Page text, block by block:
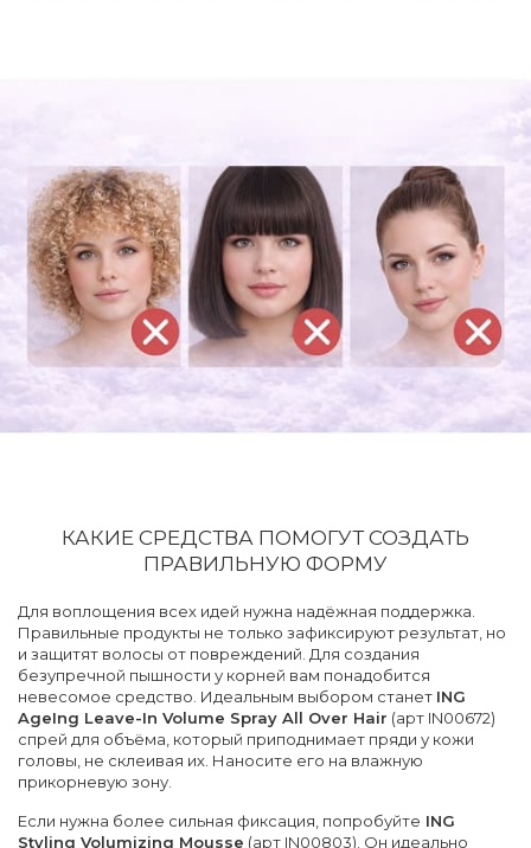
КАКИЕ СРЕДСТВА ПОМОГУТ СОЗДАТЬ
ПРАВИЛЬНУЮ ФОРМУ
Для воплощения всех идей нужна надёжная поддержка.
Правильные продукты не только зафиксируют результат, но
и защитят волосы от повреждений. Для создания
безупречной пышности у корней вам понадобится
невесомое средство. Идеальным выбором станет ING
AgeIng Leave-In Volume Spray All Over Hair (арт IN00672)
спрей для объёма, который приподнимает пряди у кожи
головы, не склеивая их. Наносите его на влажную
прикорневую зону.
Если нужна более сильная фиксация, попробуйте ING
Styling Volumizing Mousse (арт IN00803). Он идеально